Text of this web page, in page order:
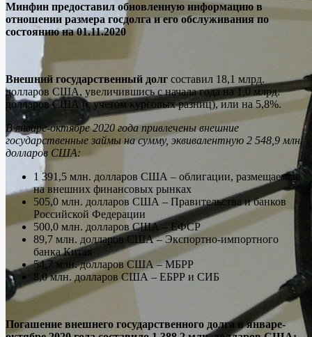
Минфин предоставил обновленную информацию в
отношении размера госдолга и его обслуживания по
состоянию на 01.11.2020
Внешний государственный долг составил 18,1 млрд.
долларов США, увеличившись с начала года на 1,0 млрд.
долларов США (с учетом курсовых разниц), или на 5,8%.
В январе-октябре 2020 года привлечены внешние
государственные займы на сумму, эквивалентную 2 548,9 млн.
долларов США:
1 391,5 млн. долларов США – облигации, размещаемые
на внешних финансовых рынках
505,0 млн. долларов США – Правительства и банков
Российской Федерации
500,0 млн. долларов США – ЕФСР
89,7 млн. долларов США – Экспортно-импортного
банка Китая
54,7 млн. долларов США – МБРР
8,0 млн. долларов США – ЕБРР и СИБ
Погашение внешнего государственного долга в январе-